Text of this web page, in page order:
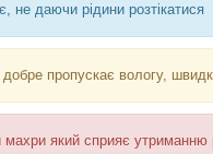
не даючи рідини розтікатися
добре пропускає вологу,
махри який сприяє утриманню